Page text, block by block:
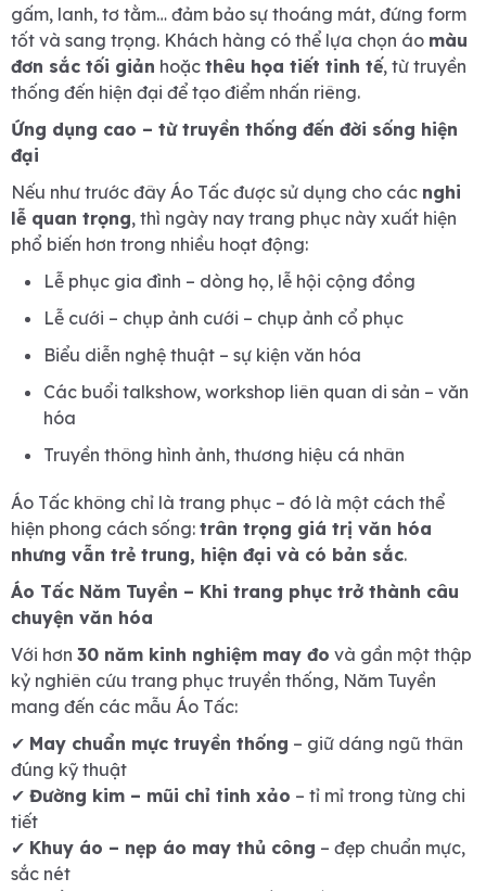
gấm, lanh, tơ tằm… đảm bảo sự thoáng mát, đứng form
tốt và sang trọng. Khách hàng có thể lựa chọn áo màu
đơn sắc tối giản hoặc thêu họa tiết tinh tế, từ truyền
thống đến hiện đại để tạo điểm nhấn riêng.
Ứng dụng cao – từ truyền thống đến đời sống hiện
đại
Nếu như trước đây Áo Tấc được sử dụng cho các nghi
lễ quan trọng, thì ngày nay trang phục này xuất hiện
phổ biến hơn trong nhiều hoạt động:
Lễ phục gia đình – dòng họ, lễ hội cộng đồng
Lễ cưới – chụp ảnh cưới – chụp ảnh cổ phục
Biểu diễn nghệ thuật – sự kiện văn hóa
Các buổi talkshow, workshop liên quan di sản – văn
hóa
Truyền thông hình ảnh, thương hiệu cá nhân
Áo Tấc không chỉ là trang phục – đó là một cách thể
hiện phong cách sống: trân trọng giá trị văn hóa
nhưng vẫn trẻ trung, hiện đại và có bản sắc.
Áo Tấc Năm Tuyền – Khi trang phục trở thành câu
chuyện văn hóa
Với hơn 30 năm kinh nghiệm may đo và gần một thập
kỷ nghiên cứu trang phục truyền thống, Năm Tuyền
mang đến các mẫu Áo Tấc:
✔ May chuẩn mực truyền thống – giữ dáng ngũ thân
đúng kỹ thuật
✔ Đường kim – mũi chỉ tinh xảo – tỉ mỉ trong từng chi
tiết
✔ Khuy áo – nẹp áo may thủ công – đẹp chuẩn mực,
sắc nét